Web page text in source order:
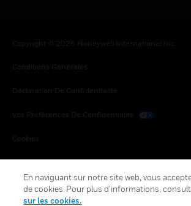
Copyright © 2026 Honeywell International Inc.
Conditions Générales
Déclaration De Confidentialité
Vos Préférences De Confidentialité
Cookies
Désabonnement Global
En naviguant sur notre site web, vous
de cookies. Pour plus d’informations,
sur les cookies.